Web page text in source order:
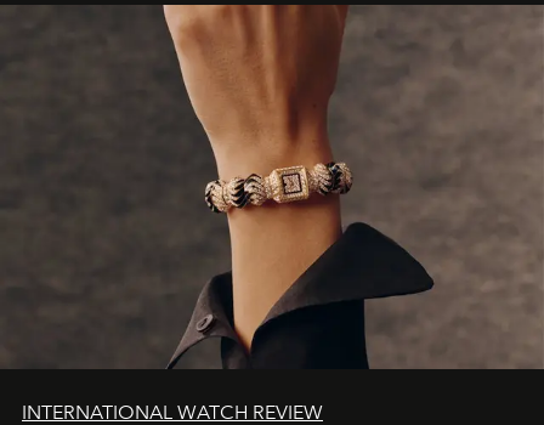
INTERNATIONAL WATCH REVIEW